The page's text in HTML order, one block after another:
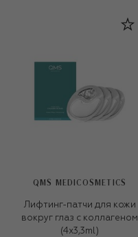
QMS MEDICOSMETICS
Лифтинг-патчи для кожи
вокруг глаз с коллагеном
(4x3,3ml)